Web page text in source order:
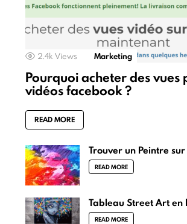
2.4k Views Marketing
Pourquoi acheter des vues
vidéos facebook ?
READ MORE
Trouver un Peintre
READ MORE
Tableau Street Art en
READ MORE